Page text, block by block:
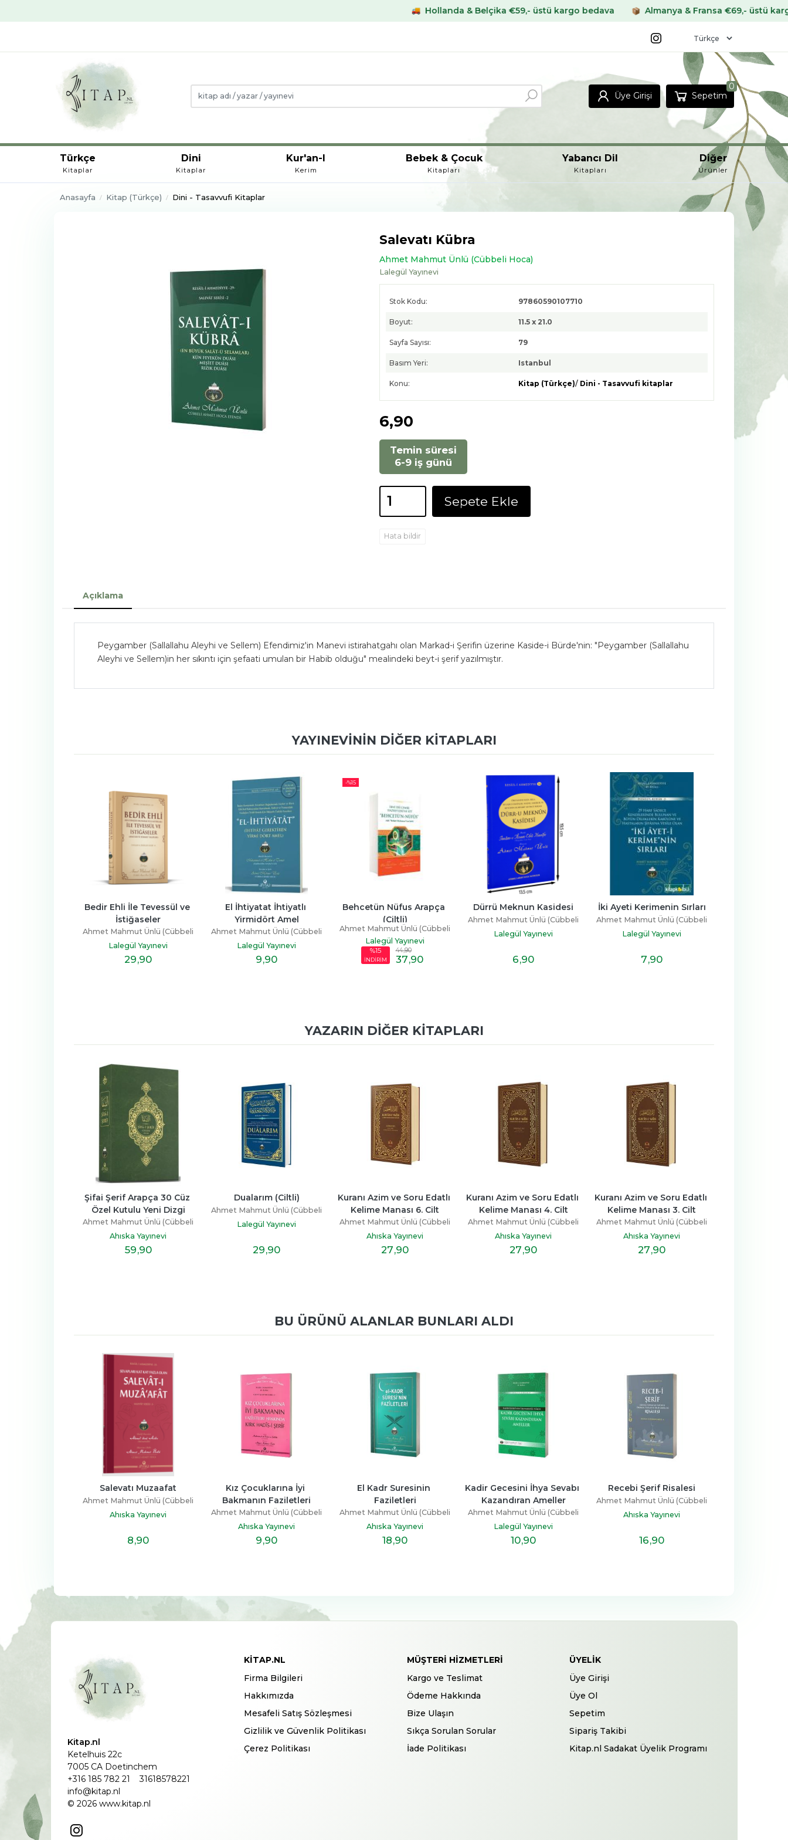
Hollanda & Belçika €59,- üstü kargo bedava Almanya & Fransa €69,- üstü kargo bedava
Üye Girişi Sepetim
0
Türkçe
Kitaplar
Dini
Kitaplar
Kur'an-I
Kerim
Bebek & Çocuk
Kitapları
Yabancı Dil
Kitapları
Diğer
Ürünler
Anasayfa Kitap (Türkçe) Dini - Tasavvufi Kitaplar
Salevatı Kübra
Ahmet Mahmut Ünlü (Cübbeli Hoca)
Lalegül Yayınevi
Stok Kodu: 97860590107710
Boyut: 11.5 x 21.0
Sayfa Sayısı: 79
Basım Yeri: Istanbul
Konu: Kitap (Türkçe)/ Dini - Tasavvufi kitaplar
6,90
Temin süresi
6-9 iş günü
Sepete Ekle
Hata bildir
Açıklama
Peygamber (Sallallahu Aleyhi ve Sellem) Efendimiz'in Manevi istirahatgahı olan Markad-i Şerifin üzerine Kaside-i Bürde'nin: "Peygamber (Sallallahu
Aleyhi ve Sellem)in her sıkıntı için şefaati umulan bir Habib olduğu" mealindeki beyt-i şerif yazılmıştır.
YAYINEVININ DIĞER KITAPLARI
Ünlü (Cübbeli
El İhtiyatat İhtiyatlı
Yirmidört Amel
Ahmet Mahmut Ünlü (Cübbeli
Hoca)
Lalegül Yayınevi
9
-%15
Behcetün Nüfus Arapça
(Ciltli)
Ahmet Mahmut Ünlü (Cübbeli
Hoca)
Lalegül Yayınevi
%15
İNDİRİM
44,90
Dürrü Meknun Kasidesi
Ahmet Mahmut Ünlü (Cübbeli
Hoca)
Lalegül Yayınevi
6,90
İki Ayeti Kerimenin Sırları
Ahmet Mahmut Ünlü (Cübbeli
Hoca)
Lalegül Yayınevi
7
Mücerrebatı Senusi
Tercümesi
Ahmet Mahmut Ünlü (Cübbeli
14
YAZARIN DIĞER KITAPLARI
Şerif Arapça 30 Cüz
Mahmut Ünlü (Cübbeli
Dualarım (Ciltli)
Ahmet Mahmut Ünlü (Cübbeli
Hoca)
Lalegül Yayınevi
Kuranı Azim ve Soru Edatlı
Kelime Manası 6. Cilt
Ahmet Mahmut Ünlü (Cübbeli
Kuranı Azim ve Soru Edatlı
Kelime Manası 4. Cilt
Ahmet Mahmut Ünlü (Cübbeli
Hoca)
Ahıska Yayınevi
Kuranı Azim ve Soru Edatlı
Kelime Manası 3. Cilt
Ahmet Mahmut Ünlü (Cübbeli
Hoca)
Ahıska Yayınevi
Kuranı Azim ve Soru Edatlı
Kelime Manası 2. Cilt
Ahmet Mahmut Ünlü (Cübbeli
Hoca)
Ahıska Yayınevi
BU ÜRÜNÜ ALANLAR BUNLARI ALDI
Mahmut Ünlü (Cübbeli
Kız Çocuklarına İyi
Bakmanın Faziletleri
Ahmet Mahmut Ünlü (Cübbeli
El Kadr Suresinin
Faziletleri
Ahmet Mahmut Ünlü (Cübbeli
Ahıska Yayınevi
Kadir Gecesini İhya Sevabı
Kazandıran Ameller
Ahmet Mahmut Ünlü (Cübbeli
Lalegül Yayınevi
Recebi Şerif Risalesi
Ahmet Mahmut Ünlü (Cübbeli
Hoca)
Ahıska Yayınevi
Salatı Tefriciyye ve Salatı
Münciye Tüncina
Ahmet Mahmut Ünlü (Cübbeli
Kitap.nl
Ketelhuis 22c
7005 CA Doetinchem
+316 185 782 21
31618578221
info@kitap.nl
© 2026 www.kitap.nl
KITAP.NL
Firma Bilgileri
Hakkımızda
Mesafeli Satış Sözleşmesi
Gizlilik ve Güvenlik Politikası
Çerez Politikası
MÜŞTERI HIZMETLERI
Kargo ve Teslimat
Ödeme Hakkında
Bize Ulaşın
Sıkça Sorulan Sorular
İade Politikası
ÜYELIK
Üye Girişi
Üye Ol
Sepetim
Sipariş Takibi
Kitap.nl Sadakat Üyelik Programı